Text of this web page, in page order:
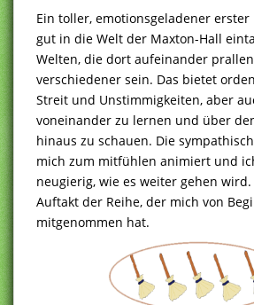
Ein toller, emotionsgeladener erster
gut in die Welt der Maxton-Hall
Welten, die dort aufeinander
verschiedener sein. Das bietet
Streit und Unstimmigkeiten, aber
voneinander zu lernen und über
hinaus zu schauen. Die
mich zum mitfühlen animiert und
neugierig, wie es weiter gehen
Auftakt der Reihe, der mich von
mitgenommen hat.